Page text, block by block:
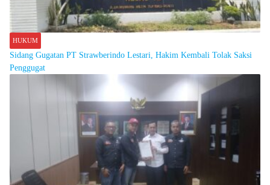
HUKUM
Sidang Gugatan PT Strawberindo Lestari, Hakim Kembali Tolak Saksi
Penggugat